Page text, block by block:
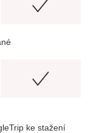
ke stažení